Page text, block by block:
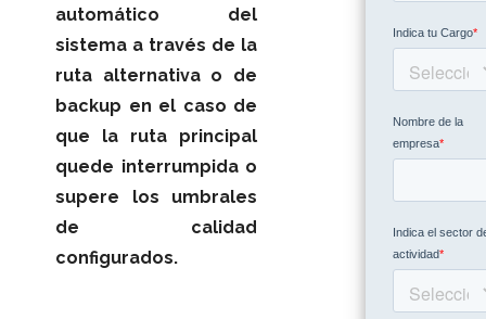
automático del
sistema a través de la
ruta alternativa o de
backup en el caso de
que la ruta principal
quede interrumpida o
supere los umbrales
de calidad
configurados.